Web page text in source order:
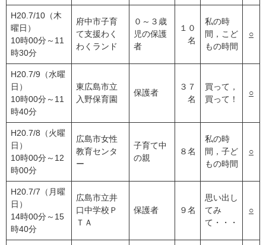
H20.7/10（木
曜日）
10時00分～11
時30分
府中市子育
て支援わく
わくランド
０～３歳
児の保護
者
１０
名
私の時
間，こど
もの時間
○
H20.7/9（水曜
日）
10時00分～11
時40分
東広島市立
入野保育園
保護者
３７
名
買って，
買って！
○
H20.7/8（火曜
日）
10時00分～12
時00分
広島市女性
教育センタ
ー
子育て中
の親
８名
私の時
間，子ど
もの時間
○
H20.7/7（月曜
日）
14時00分～15
時40分
広島市立井
口中学校Ｐ
ＴＡ
保護者 ９名
思い出し
てみ
て・・・
○